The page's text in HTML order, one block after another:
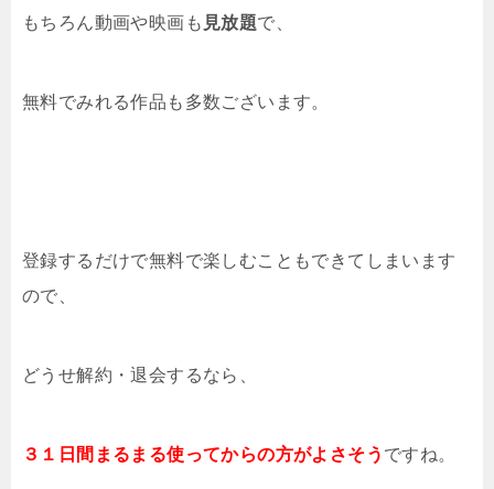
もちろん動画や映画も 見放題で、
無料でみれる作品も多数ございます。
登録するだけで無料で楽しむこともできてしまいます
ので、
どうせ解約・退会するなら、
３１日間まるまる使ってからの方がよさそう ですね。